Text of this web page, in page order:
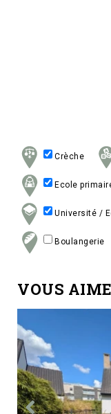
Crèche
Ecole
Université /
Boulangerie
VOUS